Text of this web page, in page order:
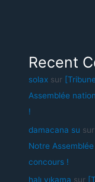
Recent
solax sur
Assemblée
!
damacana su sur
Notre
concours !
halı yıkama sur